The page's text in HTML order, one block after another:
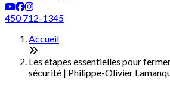
450 712-1345
Accueil
Les étapes essentielles pour
sécurité | Philippe-Olivier